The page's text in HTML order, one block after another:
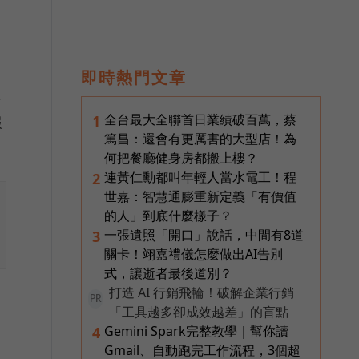
即時熱門文章
1 全台最大全聯首日業績破百萬，蔡
篤昌：還會有更厲害的大型店！為
何把餐廳健身房都搬上樓？
2 連黃仁勳都叫年輕人當水電工！程
世嘉：智慧通膨重新定義「有價值
的人」到底什麼樣子？
3 一張遺照「開口」說話，中間有8道
關卡！翊嘉禮儀怎麼做出AI告別
式，讓逝者最後道別？
PR
打造 AI 行銷飛輪！破解企業行銷
「工具越多卻成效越差」的盲點
4 Gemini Spark完整教學｜幫你讀
Gmail、自動跑完工作流程，3個超